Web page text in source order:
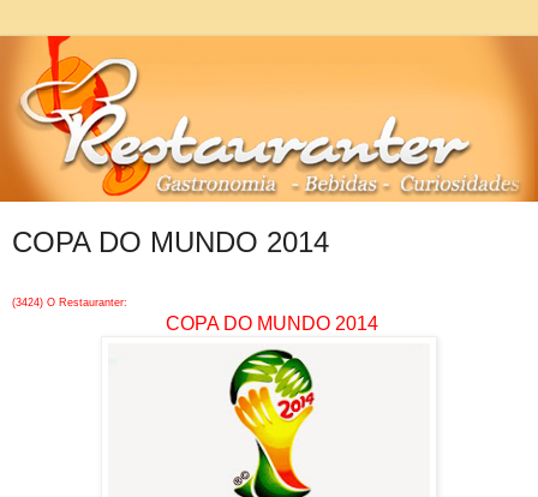
COPA DO MUNDO 2014
(3424) O Restauranter:
COPA DO MUNDO 2014